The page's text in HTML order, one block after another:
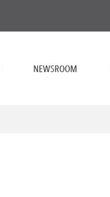
NEWSROOM